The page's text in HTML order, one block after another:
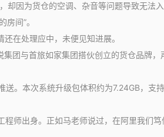
为货仓的空调、杂音等问题导致无法入
间”。
在处理应中，未便见知进展。
与首旅如家集团搭伙创立的货仓品牌，
。本次系统升级包体积约为7.24GB，
师出身。正如马老师说过，在阿里我们